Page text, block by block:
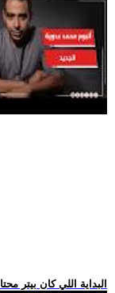
.. فيلم Spider-Man: Brand New Day | البداية اللي كان بيتر محتا